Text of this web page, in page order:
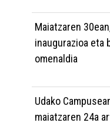
Maiatzaren
inaugurazioa eta
omenaldia
Udako
maiatzaren 24a